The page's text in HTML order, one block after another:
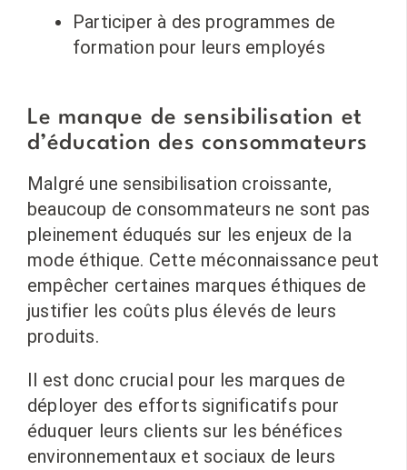
Participer à des programmes de
formation pour leurs employés
Le manque de sensibilisation et
d’éducation des consommateurs
Malgré une sensibilisation croissante,
beaucoup de consommateurs ne sont pas
pleinement éduqués sur les enjeux de la
mode éthique. Cette méconnaissance peut
empêcher certaines marques éthiques de
justifier les coûts plus élevés de leurs
produits.
Il est donc crucial pour les marques de
déployer des efforts significatifs pour
éduquer leurs clients sur les bénéfices
environnementaux et sociaux de leurs